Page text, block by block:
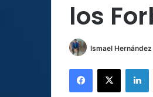
los
Ismael Hernández
Facebook
X